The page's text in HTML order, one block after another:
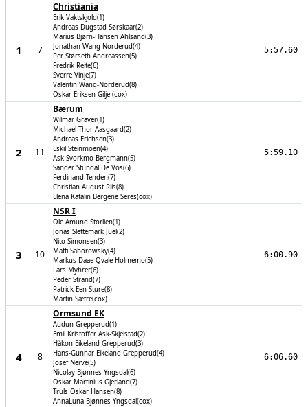
1 7
Christiania
Erik Vaktskjold(1)
Andreas Dugstad Sørskaar(2)
Marius Bjørn-Hansen Ahlsand(3)
Jonathan Wang-Norderud(4)
Per Størseth Andreassen(5)
Fredrik Reite(6)
Sverre Vinje(7)
Valentin Wang-Norderud(8)
Oskar Eriksen Gilje (cox)
5:57.60
2 11
Bærum
Wilmar Graver(1)
Michael Thor Aasgaard(2)
Andreas Erichsen(3)
Eskil Steinmoen(4)
Ask Svorkmo Bergmann(5)
Sander Stundal De Vos(6)
Ferdinand Tenden(7)
Christian August Riis(8)
Elena Katalin Bergene Seres(cox)
5:59.10
3 10
NSR I
Ole Amund Storlien(1)
Jonas Slettemark Juel(2)
Nito Simonsen(3)
Matti Saborowsky(4)
Markus Daae-Qvale Holmemo(5)
Lars Myhrer(6)
Peder Strand(7)
Patrick Een Sture(8)
Martin Sætre(cox)
6:00.90
4 8
Ormsund EK
Audun Grepperud(1)
Emil Kristoffer Ask-Skjelstad(2)
Håkon Eikeland Grepperud(3)
Hans-Gunnar Eikeland Grepperud(4)
Josef Nerve(5)
Nicolay Bjønnes Yngsdal(6)
Oskar Martinius Gjerland(7)
Truls Oskar Hansen(8)
AnnaLuna Bjønnes Yngsdal(cox)
6:06.60